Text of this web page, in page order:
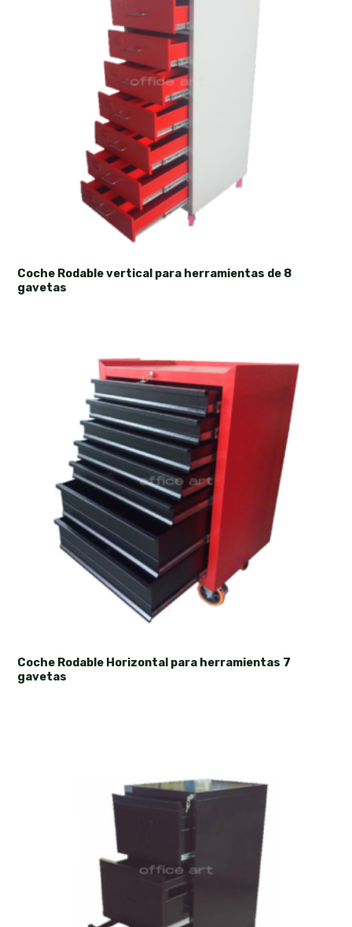
Coche Rodable vertical para herramientas de 8
gavetas
Coche Rodable Horizontal para herramientas 7
gavetas